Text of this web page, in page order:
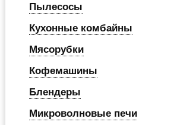
Пылесосы
Кухонные комбайны
Мясорубки
Кофемашины
Блендеры
Микроволновые печи